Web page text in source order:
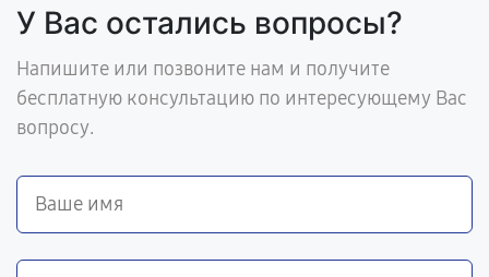
У Вас остались вопросы?
Напишите или позвоните нам и получите
бесплатную консультацию по интересующему Вас
вопросу.